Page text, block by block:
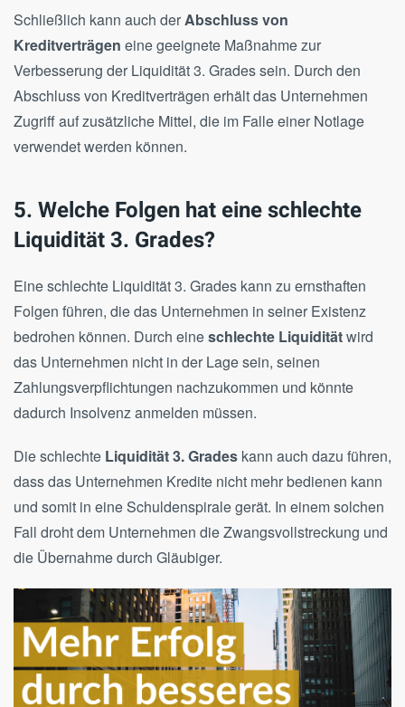
Schließlich kann auch derAbschluss von
Kreditverträgen eine geeignete Maßnahme zur
Verbesserung der Liquidität 3. Grades sein. Durch den
Abschluss von Kreditverträgen erhält das Unternehmen
Zugriff auf zusätzliche Mittel, die im Falle einer Notlage
verwendet werden können.
5. Welche Folgen hat eine schlechte
Liquidität 3. Grades?
Eine schlechte Liquidität 3. Grades kann zu ernsthaften
Folgen führen, die das Unternehmen in seiner Existenz
bedrohen können. Durch eineschlechte Liquiditätwird
das Unternehmen nicht in der Lage sein, seinen
Zahlungsverpflichtungen nachzukommen und könnte
dadurch Insolvenz anmelden müssen.
Die schlechte Liquidität 3. Grades kann auch dazu führen,
dass das Unternehmen Kredite nicht mehr bedienen kann
und somit in eine Schuldenspirale gerät. In einem solchen
Fall droht dem Unternehmen die Zwangsvollstreckung und
die Übernahme durch Gläubiger.